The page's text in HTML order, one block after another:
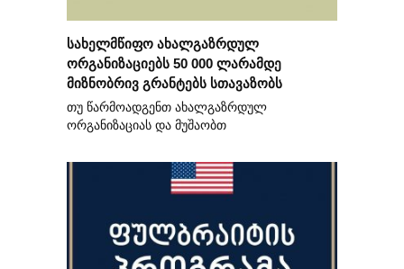
სახელმწიფო ახალგაზრდულ
ორგანიზაციებს 50 000 ლარამდე
მიზნობრივ გრანტებს სთავაზობს
თუ წარმოადგენთ ახალგაზრდულ
ორგანიზაციას და მუშაობთ